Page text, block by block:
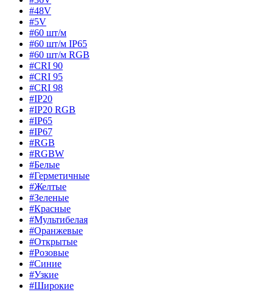
#48V
#5V
#60 шт/м
#60 шт/м IP65
#60 шт/м RGB
#CRI 90
#CRI 95
#CRI 98
#IP20
#IP20 RGB
#IP65
#IP67
#RGB
#RGBW
#Белые
#Герметичные
#Желтые
#Зеленые
#Красные
#Мультибелая
#Оранжевые
#Открытые
#Розовые
#Синие
#Узкие
#Широкие